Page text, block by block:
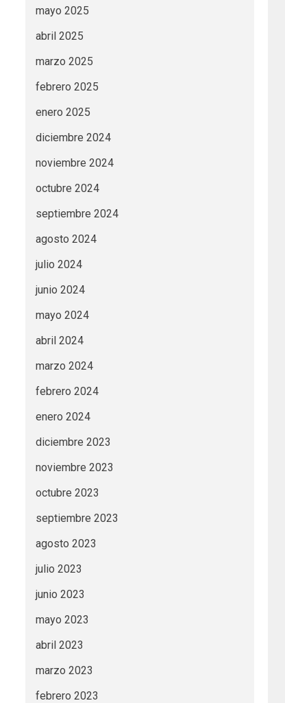
mayo 2025
abril 2025
marzo 2025
febrero 2025
enero 2025
diciembre 2024
noviembre 2024
octubre 2024
septiembre 2024
agosto 2024
julio 2024
junio 2024
mayo 2024
abril 2024
marzo 2024
febrero 2024
enero 2024
diciembre 2023
noviembre 2023
octubre 2023
septiembre 2023
agosto 2023
julio 2023
junio 2023
mayo 2023
abril 2023
marzo 2023
febrero 2023